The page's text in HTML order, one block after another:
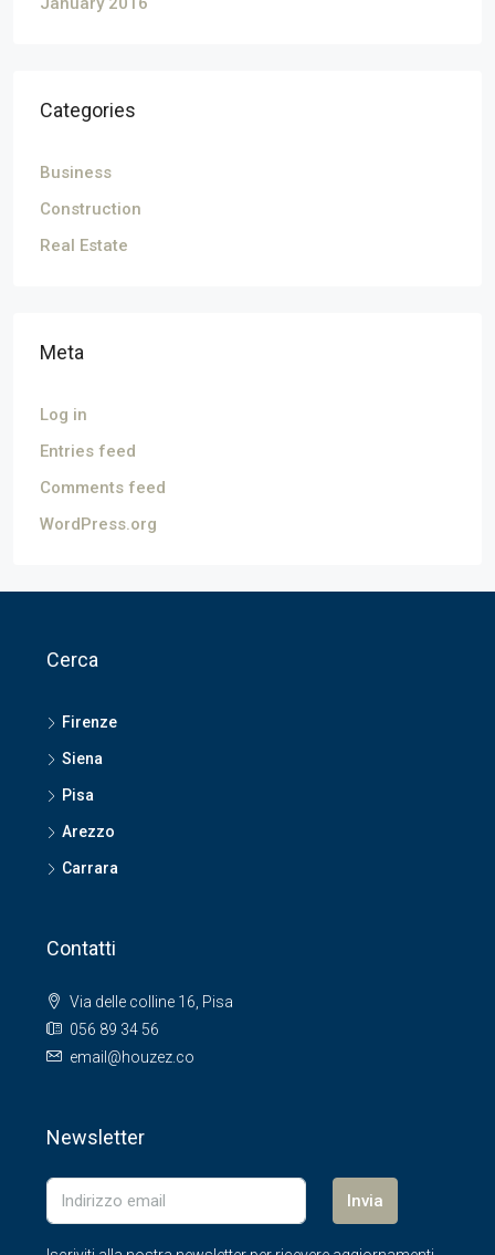
Categories
Business
Construction
Real Estate
Meta
Log in
Entries feed
Comments feed
WordPress.org
Cerca
Firenze
Siena
Pisa
Arezzo
Carrara
Contatti
Via delle colline 16, Pisa
056 89 34 56
email@houzez.co
Newsletter
Invia